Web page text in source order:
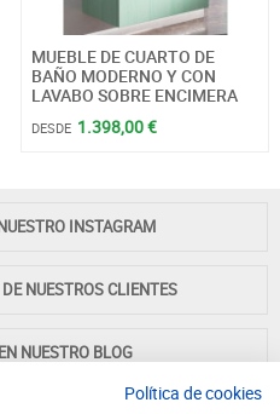
MUEBLE DE CUARTO DE
BAÑO MODERNO Y CON
LAVABO SOBRE ENCIMERA
DESDE 1.398,00 €
INSTAGRAM
NUESTROS CLIENTES
NUESTRO BLOG
Política de cookies